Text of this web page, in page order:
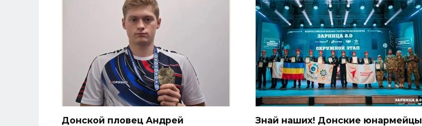
Донской пловец Андрей
Знай наших! Донские юнармейцы